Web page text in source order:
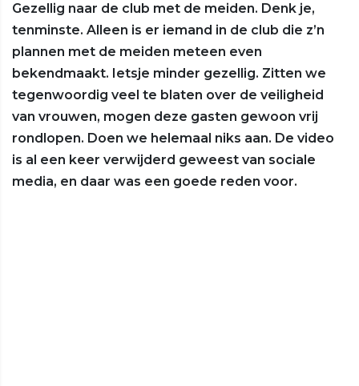
Gezellig naar de club met de meiden. Denk je,
tenminste. Alleen is er iemand in de club die z’n
plannen met de meiden meteen even
bekendmaakt. Ietsje minder gezellig. Zitten we
tegenwoordig veel te blaten over de veiligheid
van vrouwen, mogen deze gasten gewoon vrij
rondlopen. Doen we helemaal niks aan. De video
is al een keer verwijderd geweest van sociale
media, en daar was een goede reden voor.